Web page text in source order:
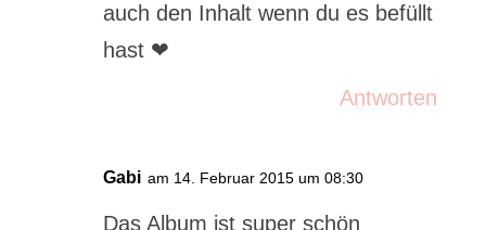
auch den Inhalt wenn du es befüllt
hast ❤
Antworten
Gabi am 14. Februar 2015 um 08:30
Das Album ist super schön